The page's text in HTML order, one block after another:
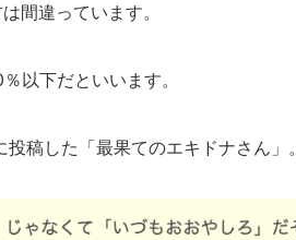
間違っています。
以下だといいます。
稿した「最果てのエキドナさん」。